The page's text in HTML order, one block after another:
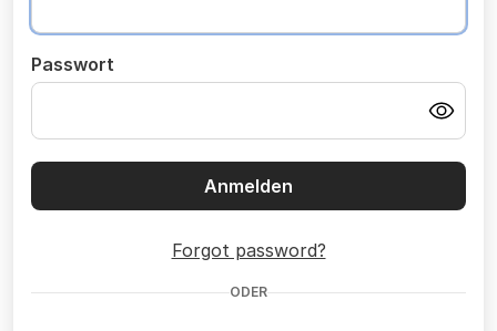
Passwort
Anmelden
Forgot password?
ODER